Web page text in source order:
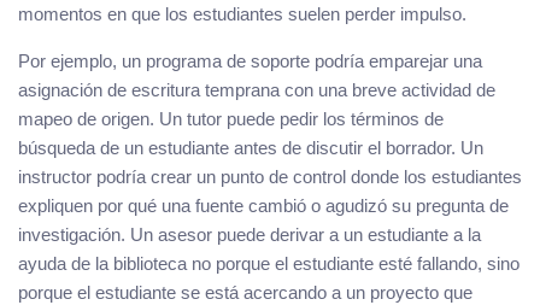
momentos en que los estudiantes suelen perder impulso.
Por ejemplo, un programa de soporte podría emparejar una
asignación de escritura temprana con una breve actividad de
mapeo de origen. Un tutor puede pedir los términos de
búsqueda de un estudiante antes de discutir el borrador. Un
instructor podría crear un punto de control donde los estudiantes
expliquen por qué una fuente cambió o agudizó su pregunta de
investigación. Un asesor puede derivar a un estudiante a la
ayuda de la biblioteca no porque el estudiante esté fallando, sino
porque el estudiante se está acercando a un proyecto que